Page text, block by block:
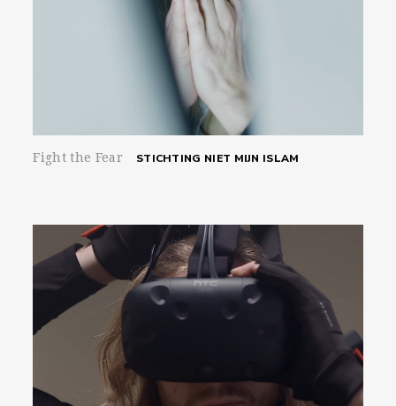
Fight the Fear STICHTING NIET MIJN ISLAM